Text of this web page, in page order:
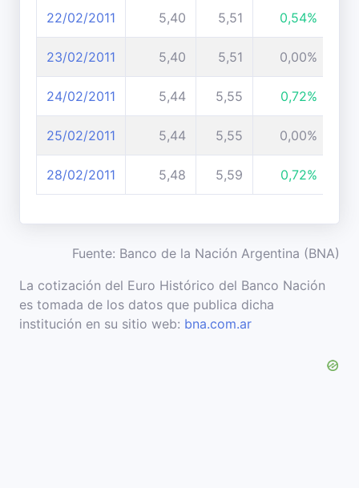
22/02/2011 5,40 5,51 0,54%
23/02/2011 5,40 5,51 0,00%
24/02/2011 5,44 5,55 0,72%
25/02/2011 5,44 5,55 0,00%
28/02/2011 5,48 5,59 0,72%
Fuente: Banco de la Nación Argentina (BNA)
La cotización del Euro Histórico del Banco Nación
es tomada de los datos que publica dicha
institución en su sitio web: bna.com.ar